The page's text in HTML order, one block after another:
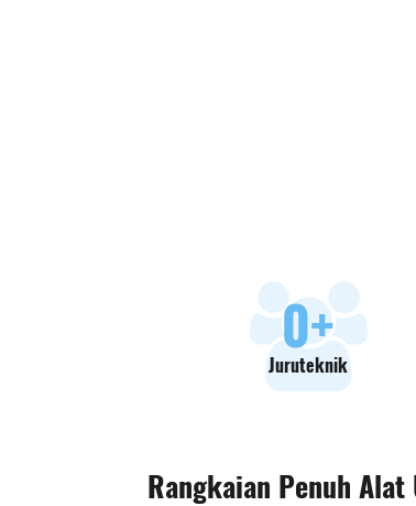
0+
Juruteknik
Rangkaian Penuh